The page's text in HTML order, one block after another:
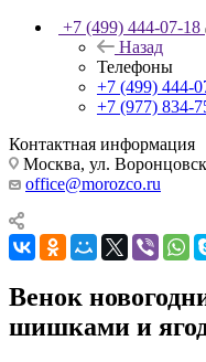
+7 (499) 444-07-18
Назад
Телефоны
+7 (499) 444-
+7 (977) 834-
Контактная информация
Москва, ул.
office@morozco.ru
Венок
шишками и